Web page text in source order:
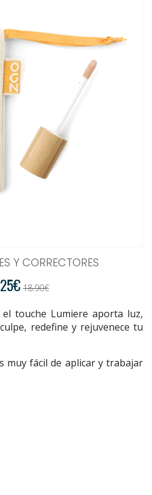
Y CORRECTORES
18.90€
el touche Lumiere aporta luz,
redefine y rejuvenece tu
muy fácil de aplicar y trabajar